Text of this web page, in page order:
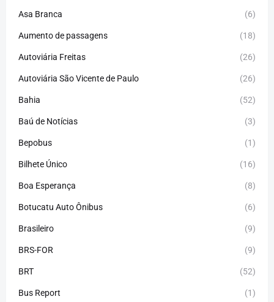
Asa Branca (6)
Aumento de passagens (18)
Autoviária Freitas (26)
Autoviária São Vicente de Paulo (26)
Bahia (52)
Baú de Notícias (3)
Bepobus (1)
Bilhete Único (16)
Boa Esperança (8)
Botucatu Auto Ônibus (6)
Brasileiro (9)
BRS-FOR (9)
BRT (52)
Bus Report (1)